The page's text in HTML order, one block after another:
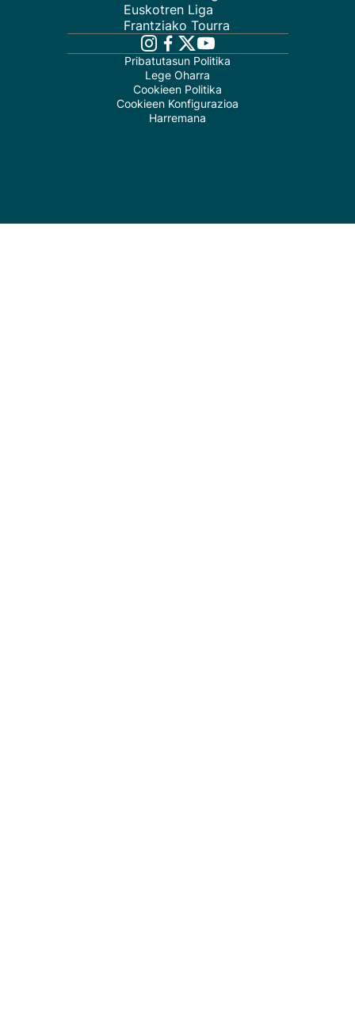
Euskotren Liga
Frantziako Tourra
Pribatutasun Politika
Lege Oharra
Cookieen Politika
Cookieen Konfigurazioa
Harremana